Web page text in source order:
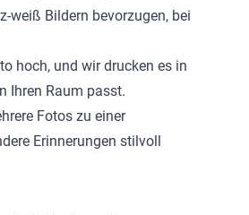
weiß Bildern bevorzugen, bei
hoch, und wir drucken es in
Ihren Raum passt.
Fotos zu einer
Erinnerungen stilvoll